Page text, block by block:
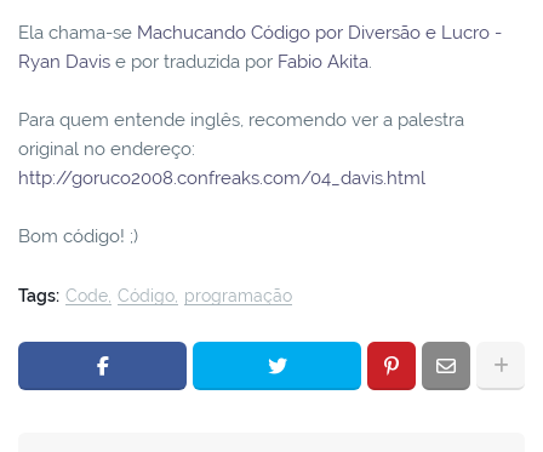
Ela chama-se Machucando Código por Diversão e Lucro -
Ryan Davis e por traduzida por Fabio Akita.
Para quem entende inglês, recomendo ver a palestra
original no endereço:
http://goruco2008.confreaks.com/04_davis.html
Bom código! ;)
Tags: Code Código programação